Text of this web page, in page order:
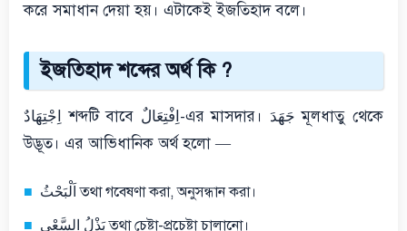
করে সমাধান দেয়া হয়। এটাকেই ইজতিহাদ বলে।
ইজতিহাদ শব্দের অর্থ কি ?
اِجْتِهَادٌ শব্দটি বাবে اِفْتِعَالٌ-এর মাসদার। جَهَدَ মূলধাতু থেকে
উদ্ভূত। এর আভিধানিক অর্থ হলো —
اَلْبَحْثُ তথা গবেষণা করা, অনুসন্ধান করা।
بَذْلُ السَّعْيِ তথা চেষ্টা-প্রচেষ্টা চালানো।